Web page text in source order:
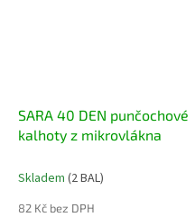
SARA 40 DEN punčochové
kalhoty z mikrovlákna
Skladem (2 BAL)
82 Kč bez DPH